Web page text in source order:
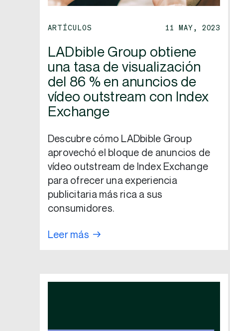
ARTÍCULOS 11 MAY, 2023
LADbible Group obtiene
una tasa de visualización
del 86 % en anuncios de
vídeo outstream con Index
Exchange
Descubre cómo LADbible Group
aprovechó el bloque de anuncios de
vídeo outstream de Index Exchange
para ofrecer una experiencia
publicitaria más rica a sus
consumidores.
Leer más